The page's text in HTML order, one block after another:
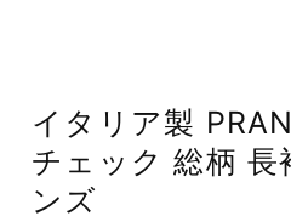
イタリア製
チェック 総柄 長
ンズ